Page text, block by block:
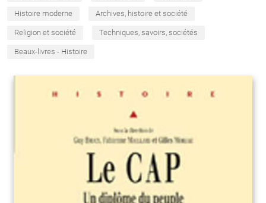
Histoire moderne Archives, histoire et société
Religion et société Techniques, savoirs, sociétés
Beaux-livres - Histoire